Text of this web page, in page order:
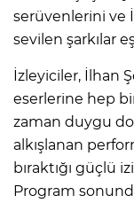
serüvenlerini ve
sevilen şarkılar
İzleyiciler, İlhan
eserlerine hep
zaman duygu
alkışlanan
bıraktığı güçlü
Program